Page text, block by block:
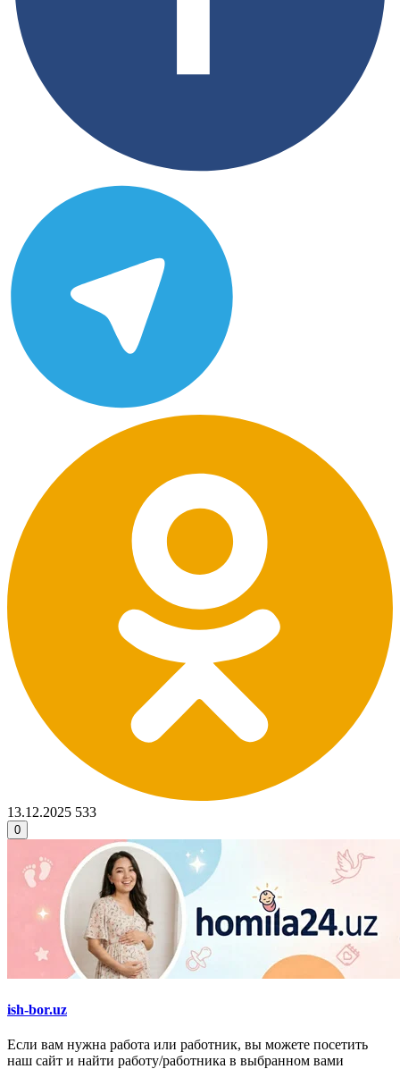
13.12.2025 533
0
ish-bor.uz
Если вам нужна работа или работник, вы можете посетить
наш сайт и найти работу/работника в выбранном вами